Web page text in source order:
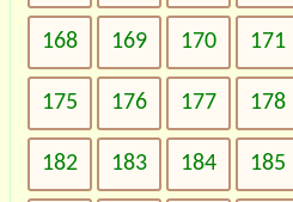
168 169 170 171
175 176 177 178
182 183 184 185